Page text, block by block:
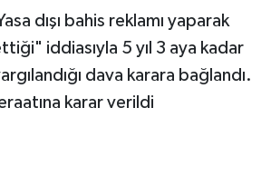
dışı bahis reklamı yaparak
iddiasıyla 5 yıl 3 aya kadar
dava karara bağlandı.
karar verildi